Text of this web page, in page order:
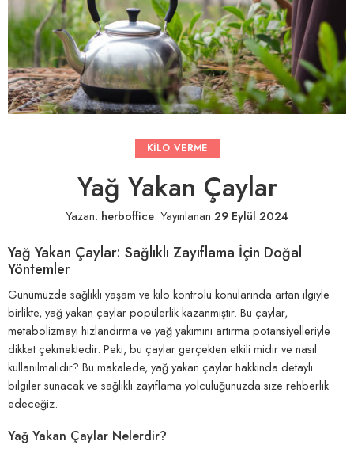
KILO VERME
Yağ Yakan Çaylar
Yazan: herboffice. Yayınlanan 29 Eylül 2024
Yağ Yakan Çaylar: Sağlıklı Zayıflama İçin Doğal
Yöntemler
Günümüzde sağlıklı yaşam ve kilo kontrolü konularında artan ilgiyle
birlikte, yağ yakan çaylar popülerlik kazanmıştır. Bu çaylar,
metabolizmayı hızlandırma ve yağ yakımını artırma potansiyelleriyle
dikkat çekmektedir. Peki, bu çaylar gerçekten etkili midir ve nasıl
kullanılmalıdır? Bu makalede, yağ yakan çaylar hakkında detaylı
bilgiler sunacak ve sağlıklı zayıflama yolculuğunuzda size rehberlik
edeceğiz.
Yağ Yakan Çaylar Nelerdir?